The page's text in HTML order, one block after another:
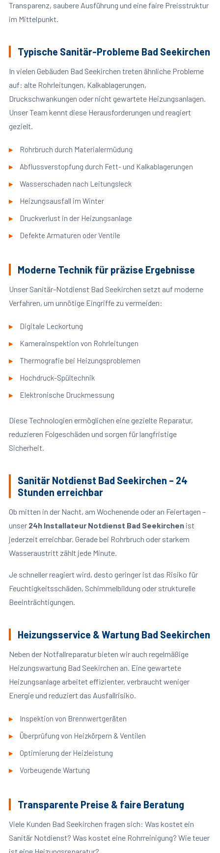
Transparenz, saubere Ausführung und eine faire Preisstruktur
im Mittelpunkt.
Typische Sanitär-Probleme Bad Seekirchen
In vielen Gebäuden Bad Seekirchen treten ähnliche Probleme
auf: alte Rohrleitungen, Kalkablagerungen,
Druckschwankungen oder nicht gewartete Heizungsanlagen.
Unser Team kennt diese Herausforderungen und reagiert
gezielt.
Rohrbruch durch Materialermüdung
Abflussverstopfung durch Fett- und Kalkablagerungen
Wasserschaden nach Leitungsleck
Heizungsausfall im Winter
Druckverlust in der Heizungsanlage
Defekte Armaturen oder Ventile
Moderne Technik für präzise Ergebnisse
Unser Sanitär-Notdienst Bad Seekirchen setzt auf moderne
Verfahren, um unnötige Eingriffe zu vermeiden:
Digitale Leckortung
Kamerainspektion von Rohrleitungen
Thermografie bei Heizungsproblemen
Hochdruck-Spültechnik
Elektronische Druckmessung
Diese Technologien ermöglichen eine gezielte Reparatur,
reduzieren Folgeschäden und sorgen für langfristige
Sicherheit.
Sanitär Notdienst Bad Seekirchen – 24
Stunden erreichbar
Ob mitten in der Nacht, am Wochenende oder an Feiertagen –
unser 24h Installateur Notdienst Bad Seekirchenist
jederzeit erreichbar. Gerade bei Rohrbruch oder starkem
Wasseraustritt zählt jede Minute.
Je schneller reagiert wird, desto geringer ist das Risiko für
Feuchtigkeitsschäden, Schimmelbildung oder strukturelle
Beeinträchtigungen.
Heizungsservice & Wartung Bad Seekirchen
Neben der Notfallreparatur bieten wir auch regelmäßige
Heizungswartung Bad Seekirchen an. Eine gewartete
Heizungsanlage arbeitet effizienter, verbraucht weniger
Energie und reduziert das Ausfallrisiko.
Inspektion von Brennwertgeräten
Überprüfung von Heizkörpern & Ventilen
Optimierung der Heizleistung
Vorbeugende Wartung
Transparente Preise & faire Beratung
Viele Kunden Bad Seekirchen fragen sich: Was kostet ein
Sanitär Notdienst? Was kostet eine Rohrreinigung? Wie teuer